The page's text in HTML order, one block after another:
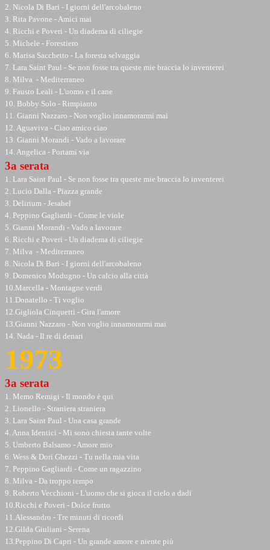
2. Nicola Di Bari - I giorni dell'arcobaleno
3. Rita Pavone - Amici mai
4. Ricchi e Poveri - Un diadema di ciliegie
5. Michele - Forestiero
6. Marisa Sacchetto - La foresta selvaggia
7. Lara Saint Paul - Se non fosse tra queste mie braccia lo inventerei
8. Milva - Mediterraneo
9. Fausto Leali - L'uomo e il cane
10. Bobby Solo - Rimpianto
11. Gianni Nazzaro - Non voglio innamorarmi mai
12. Aguaviva - Ciao amico ciao
13. Gianni Morandi - Vado a lavorare
14. Angelica - Portami via
3a serata
1. Lara Saint Paul - Se non fosse tra queste mie braccia lo inventerei
2. Lucio Dalla - Piazza grande
3. Delirium - Jesahel
4. Peppino Gagliardi - Come le viole
5. Gianni Morandi - Vado a lavorare
6. Ricchi e Poveri - Un diadema di ciliegie
7. Milva - Mediterraneo
8. Nicola Di Bari - I giorni dell'arcobaleno
9. Domenico Modugno - Un calcio alla città
10.Marcella - Montagne verdi
11.Donatello - Ti voglio
12.Gigliola Cinquetti - Gira l'amore
13.Gianni Nazzaro - Non voglio innamorarmi mai
14. Nada - Il re di denari
1973
3a serata
1. Memo Remigi - Il mondo è qui
2. Lionello - Straniera straniera
3. Lara Saint Paul - Una casa grande
4. Anna Identici - Mi sono chiesta tante volte
5. Umberto Balsamo - Amore mio
6. Wess & Dori Ghezzi - Tu nella mia vita
7. Peppino Gagliardi - Come un ragazzino
8. Milva - Da troppo tempo
9. Roberto Vecchioni - L'uomo che si gioca il cielo a dadi
10.Ricchi e Poveri - Dolce frutto
11.Alessandro - Tre minuti di ricordi
12.Gilda Giuliani - Serena
13.Peppino Di Capri - Un grande amore e niente più